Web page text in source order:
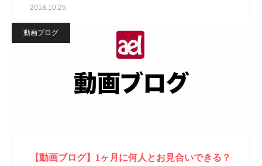
2018.10.25
動画ブログ
【動画ブログ】1ヶ月に何人とお見合いできる？